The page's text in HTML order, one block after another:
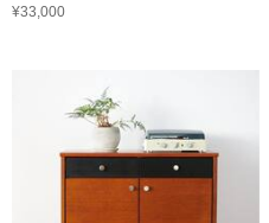
¥33,000